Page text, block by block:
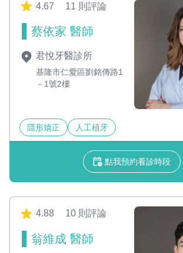
4.67 11 則評論
蔡依家 醫師
君悅牙醫診所
基隆市仁愛區劉銘傳路1
－1號2樓
隱形矯正 人工植牙
點我預約看診時段
4.88 10 則評論
翁維成 醫師